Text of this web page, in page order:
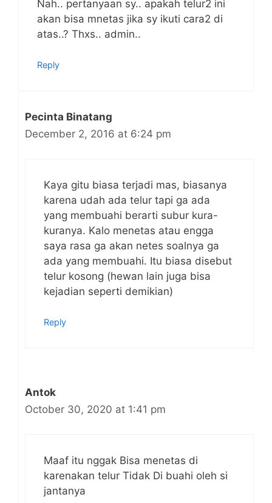
Nah.. pertanyaan sy.. apakah telur2 ini
akan bisa mnetas jika sy ikuti cara2 di
atas..? Thxs.. admin..
Reply
Pecinta Binatang
December 2, 2016 at 6:24 pm
Kaya gitu biasa terjadi mas, biasanya
karena udah ada telur tapi ga ada
yang membuahi berarti subur kura-
kuranya. Kalo menetas atau engga
saya rasa ga akan netes soalnya ga
ada yang membuahi. Itu biasa disebut
telur kosong (hewan lain juga bisa
kejadian seperti demikian)
Reply
Antok
October 30, 2020 at 1:41 pm
Maaf itu nggak Bisa menetas di
karenakan telur Tidak Di buahi oleh si
jantanya